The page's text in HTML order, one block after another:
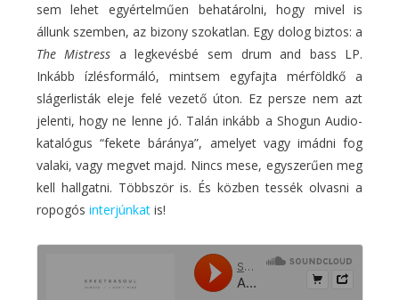
sem lehet egyértelműen behatárolni, hogy mivel is
állunk szemben, az bizony szokatlan. Egy dolog biztos: a
The Mistress a legkevésbé sem drum and bass LP.
Inkább ízlésformáló, mintsem egyfajta mérföldkő a
slágerlisták eleje felé vezető úton. Ez persze nem azt
jelenti, hogy ne lenne jó. Talán inkább a Shogun Audio-
katalógus “fekete báránya”, amelyet vagy imádni fog
valaki, vagy megvet majd. Nincs mese, egyszerűen meg
kell hallgatni. Többször is. És közben tessék olvasni a
ropogós interjúnkatis!